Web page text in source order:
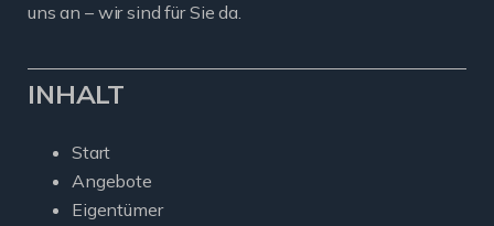
uns an – wir sind für Sie da.
INHALT
Start
Angebote
Eigentümer